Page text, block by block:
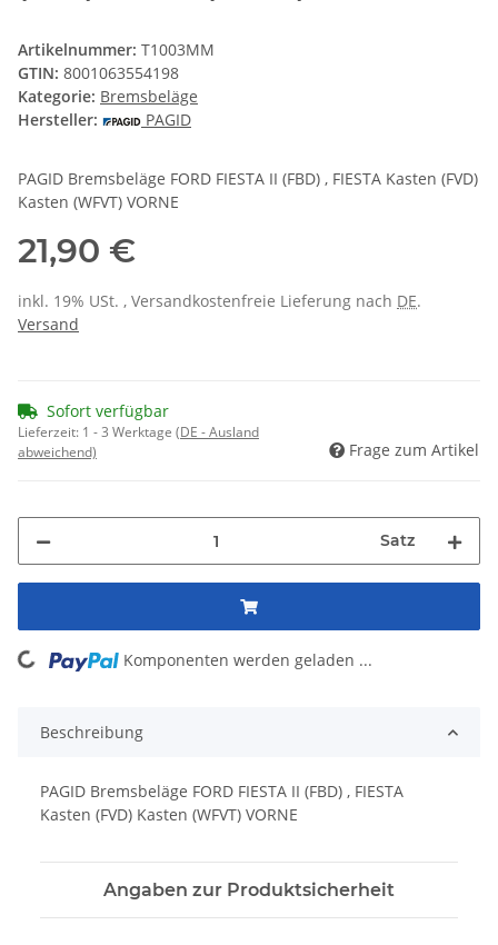
Artikelnummer: T1003MM
GTIN: 8001063554198
Kategorie: Bremsbeläge
Hersteller:
PAGID
PAGID Bremsbeläge FORD FIESTA II (FBD) , FIESTA Kasten (FVD)
Kasten (WFVT) VORNE
21,90 €
inkl. 19% USt. , Versandkostenfreie Lieferung nach DE.
Versand
Sofort verfügbar
Lieferzeit: 1 - 3 Werktage (DE - Ausland
abweichend)
Frage zum Artikel
Satz
Loading... Komponenten werden geladen ...
Beschreibung
PAGID Bremsbeläge FORD FIESTA II (FBD) , FIESTA
Kasten (FVD) Kasten (WFVT) VORNE
Angaben zur Produktsicherheit